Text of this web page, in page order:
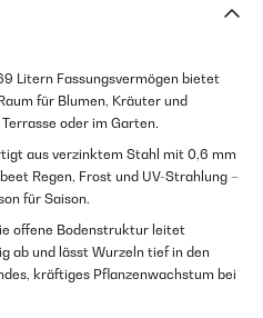
Litern Fassungsvermögen bietet
für Blumen, Kräuter und
oder im Garten.
aus verzinktem Stahl mit 0,6 mm
Regen, Frost und UV-Strahlung –
für Saison.
offene Bodenstruktur leitet
ab und lässt Wurzeln tief in den
kräftiges Pflanzenwachstum bei